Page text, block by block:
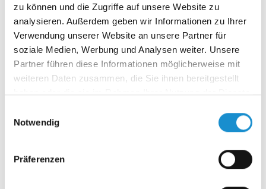
zu können und die Zugriffe auf unsere Website zu
analysieren. Außerdem geben wir Informationen zu Ihrer
Verwendung unserer Website an unsere Partner für
soziale Medien, Werbung und Analysen weiter. Unsere
Partner führen diese Informationen möglicherweise mit
weiteren Daten zusammen, die Sie ihnen bereitgestellt
haben oder die sie im Rahmen Ihrer Nutzung der Dienste
Notwendig
Präferenzen
2020
Oktober 2020(1 Eintrag)
September 2020(1 Eintrag)
August 2020(1 Eintrag)
Juli 2020(1 Eintrag)
Juni 2020(1 Eintrag)
April 2020(1 Eintrag)
2019
August 2019